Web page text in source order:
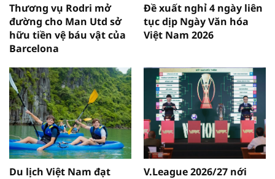
Thương vụ Rodri mở
đường cho Man Utd sở
hữu tiền vệ báu vật của
Barcelona
Đề xuất nghỉ 4 ngày liên
tục dịp Ngày Văn hóa
Việt Nam 2026
Du lịch Việt Nam đạt
V.League 2026/27 nới